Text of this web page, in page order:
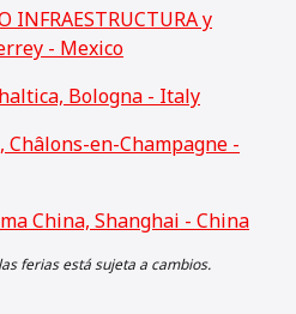
INFRAESTRUCTURA y
- Mexico
Bologna - Italy
Châlons-en-Champagne -
China, Shanghai - China
ferias está sujeta a cambios.